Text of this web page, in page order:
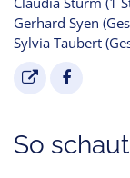
Gerhard Syen
Sylvia Taubert
So